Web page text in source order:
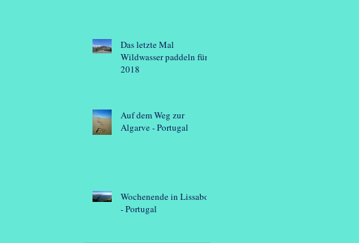
Das letzte Mal
Wildwasser paddeln für
2018
Auf dem Weg zur
Algarve - Portugal
Wochenende in Lissabon
- Portugal